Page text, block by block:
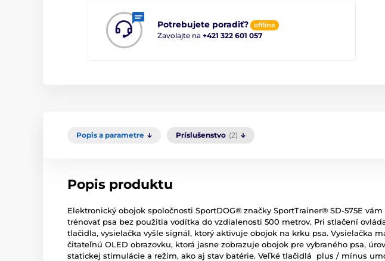
Potrebujete poradiť? offline
Zavolajte na +421 322 601 057
Popis a parametre Príslušenstvo (2)
Popis produktu
Elektronický obojok spoločnosti SportDOG® značky SportTrainer® SD-575E
trénovať psa bez použitia vodítka do vzdialenosti 500 metrov. Pri stlačení
tlačidla, vysielačka vyšle signál, ktorý aktivuje obojok na krku psa. Vysielačka
čitateľnú OLED obrazovku, ktorá jasne zobrazuje obojok pre vybraného psa,
statickej stimulácie a režim, ako aj stav batérie. Veľké tlačidlá plus / mínus